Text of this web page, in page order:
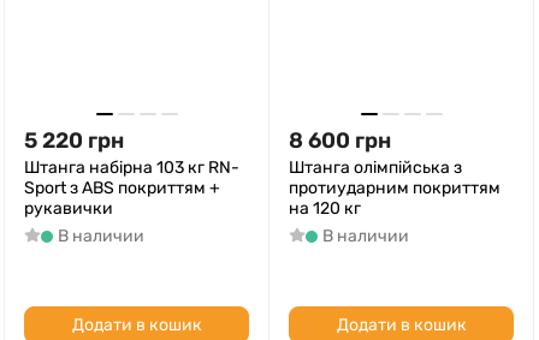
5 220 грн
Штанга набірна 103 кг RN-
Sport з ABS покриттям +
рукавички
В наличии
Додати в кошик
8 600 грн
Штанга олімпійська з
протиударним покриттям
на 120 кг
В наличии
Додати в кошик